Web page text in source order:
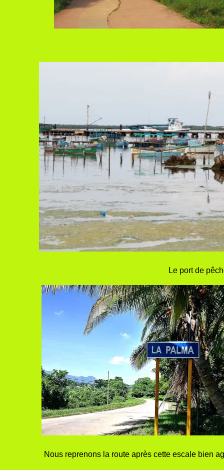
Le port de
Nous reprenons la route après cette escale bien